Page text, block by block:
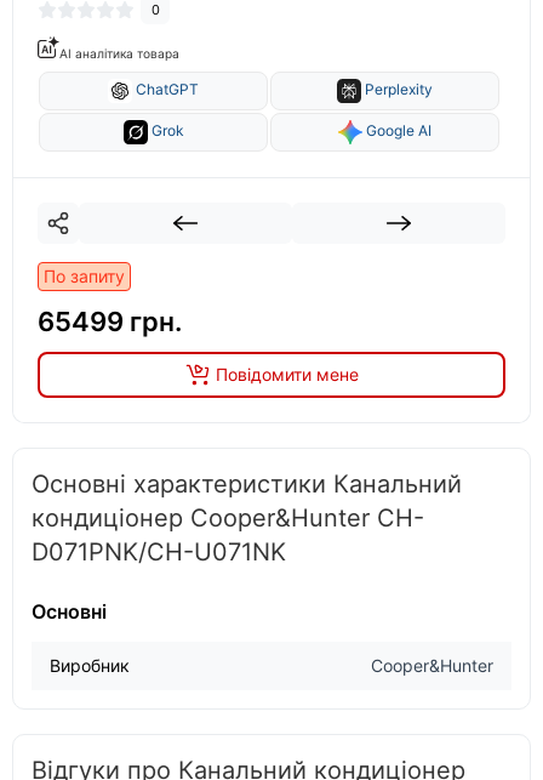
0
AI аналітика товара
ChatGPT Perplexity
Grok Google AI
По запиту
65499 грн.
Повідомити мене
Основні характеристики Канальний
кондиціонер Cooper&Hunter CH-
D071PNK/CH-U071NK
Основні
Виробник Cooper&Hunter
Відгуки про Канальний кондиціонер